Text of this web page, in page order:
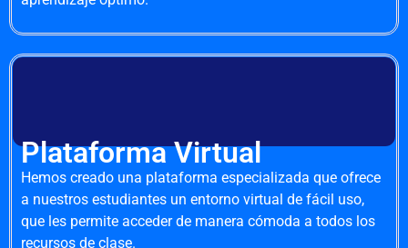
Plataforma Virtual
Hemos creado una plataforma especializada que ofrece
a nuestros estudiantes un entorno virtual de fácil uso,
que les permite acceder de manera cómoda a todos los
recursos de clase.